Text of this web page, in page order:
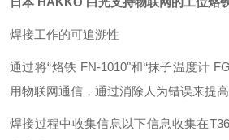
焊接工作的可追溯性
通过将“烙铁 FN-1010"和“抹子温度计
用物联网通信，通过消除人为错误来提
焊接过程中收集信息以下信息收集在